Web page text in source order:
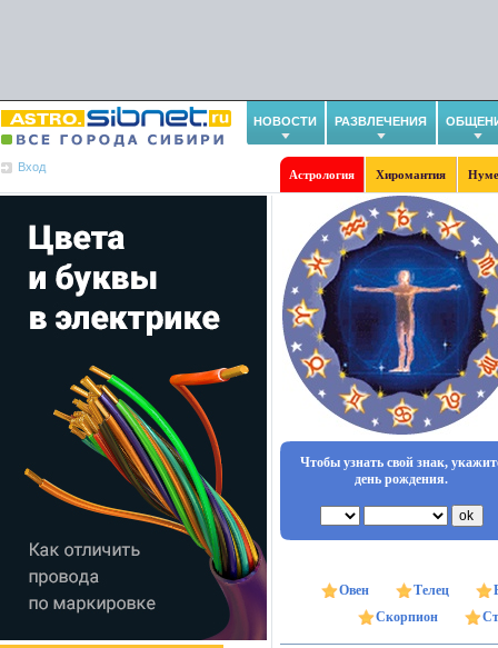
НОВОСТИ РАЗВЛЕЧЕНИЯ
Вход
Астрология Хиромантия
Чтобы узнать свой знак,
день рождения.
Овен Телец
Скорпион